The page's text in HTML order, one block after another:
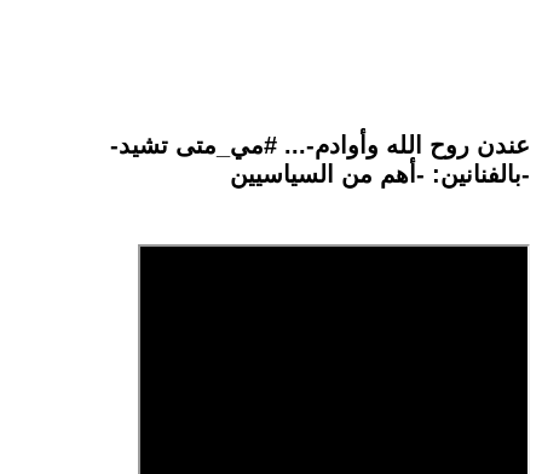
-عندن روح الله وأوادم-... #مي_متى تشيد
بالفنانين: -أهم من السياسيين-